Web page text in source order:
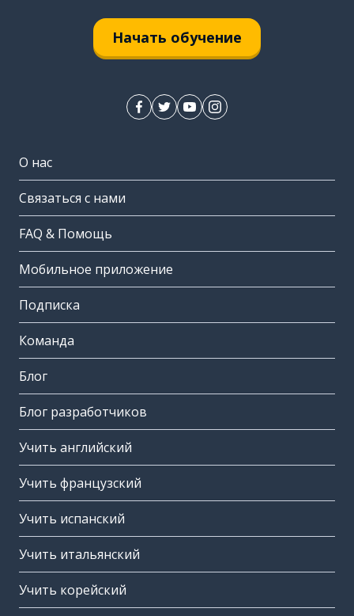
Начать обучение
О нас
Связаться с нами
FAQ & Помощь
Мобильное приложение
Подписка
Команда
Блог
Блог разработчиков
Учить английский
Учить французский
Учить испанский
Учить итальянский
Учить корейский